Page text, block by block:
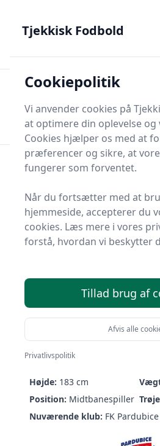
dansk
Søg nu
Kamil Vacek
Højde: 183 cm
Position: Midtbanespiller
Nuværende klub: FK
Tjekkisk Fodbold
Cookiepolitik
Vi anvender cookies på
at optimere din oplevelse og
Cookies hjælper os med at
præferencer og sikre, at
fungerer som forventet.
Når du fortsætter med at
hjemmeside, accepterer du
cookies. Læs mere i vores
forstå, hvordan vi beskytter
Tillad brug af
Afvis alle
Privatlivspolitik